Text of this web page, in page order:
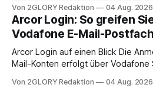
abwesenheiten und die gesamte
Ihr personal digital zu organisieren.
erfahren Sie alles, was Sie für
brauchen, von der Registrierung
Von 2GLORY Redaktion 04 Aug. 2026
Arcor Login: So greifen
Vodafone E-Mail-
Arcor Login auf einen Blick Die Anmeldung für alte Arcor-E-
Mail-Konten erfolgt über Vodafone
besitzt, loggt sich heute über das
Von 2GLORY Redaktion 04 Aug. 2026